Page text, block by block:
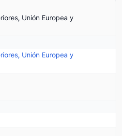
Unión Europea y
Unión Europea y